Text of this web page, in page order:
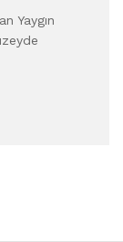
Yaygın